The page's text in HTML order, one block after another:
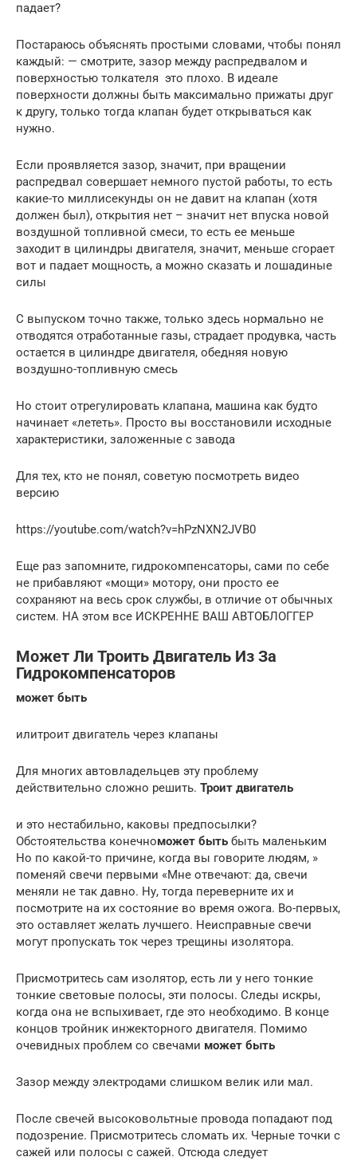
падает?
Постараюсь объяснять простыми словами, чтобы понял
каждый: — смотрите, зазор между распредвалом и
поверхностью толкателя это плохо. В идеале
поверхности должны быть максимально прижаты друг
к другу, только тогда клапан будет открываться как
нужно.
Если проявляется зазор, значит, при вращении
распредвал совершает немного пустой работы, то есть
какие-то миллисекунды он не давит на клапан (хотя
должен был), открытия нет – значит нет впуска новой
воздушной топливной смеси, то есть ее меньше
заходит в цилиндры двигателя, значит, меньше сгорает
вот и падает мощность, а можно сказать и лошадиные
силы
С выпуском точно также, только здесь нормально не
отводятся отработанные газы, страдает продувка, часть
остается в цилиндре двигателя, обедняя новую
воздушно-топливную смесь
Но стоит отрегулировать клапана, машина как будто
начинает «лететь». Просто вы восстановили исходные
характеристики, заложенные с завода
Для тех, кто не понял, советую посмотреть видео
версию
https://youtube.com/watch?v=hPzNXN2JVB0
Еще раз запомните, гидрокомпенсаторы, сами по себе
не прибавляют «мощи» мотору, они просто ее
сохраняют на весь срок службы, в отличие от обычных
систем. НА этом все ИСКРЕННЕ ВАШ АВТОБЛОГГЕР
Может Ли Троить Двигатель Из За
Гидрокомпенсаторов
может быть
илитроит двигатель через клапаны
Для многих автовладельцев эту проблему
действительно сложно решить. Троит двигатель
и это нестабильно, каковы предпосылки?
Обстоятельства конечноможет быть быть маленьким
Но по какой-то причине, когда вы говорите людям, »
поменяй свечи первыми «Мне отвечают: да, свечи
меняли не так давно. Ну, тогда переверните их и
посмотрите на их состояние во время ожога. Во-первых,
это оставляет желать лучшего. Неисправные свечи
могут пропускать ток через трещины изолятора.
Присмотритесь сам изолятор, есть ли у него тонкие
тонкие световые полосы, эти полосы. Следы искры,
когда она не вспыхивает, где это необходимо. В конце
концов тройник инжекторного двигателя. Помимо
очевидных проблем со свечами может быть
Зазор между электродами слишком велик или мал.
После свечей высоковольтные провода попадают под
подозрение. Присмотритесь сломать их. Черные точки с
сажей или полосы с сажей. Отсюда следует